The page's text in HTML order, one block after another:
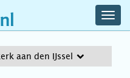
aan den IJssel